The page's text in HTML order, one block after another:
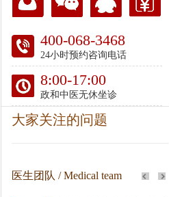
400-068-3468
24小时预约咨询电话
8:00-17:00
政和中医无休坐诊
大家关注的问题
医生团队 / Medical team